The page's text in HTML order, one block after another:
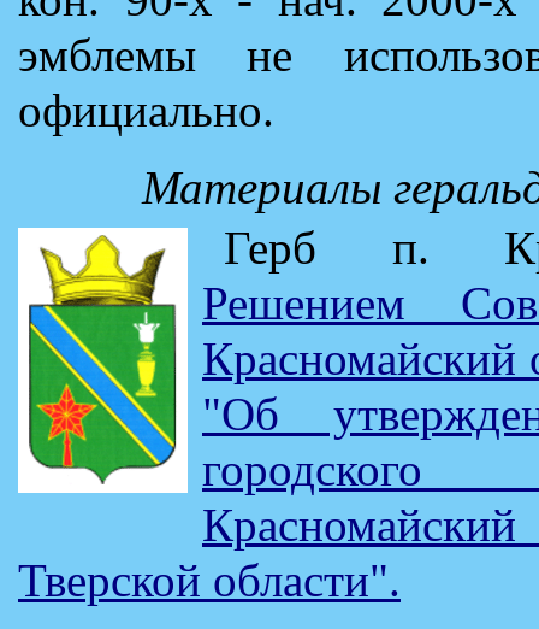
эмблемы не
официально.
Материалы
Герб п.
Решением
Красномайский
"Об
Тверской области".